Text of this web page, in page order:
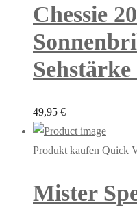
Chessie
49,95 €
Produkt kaufen Quick
Mister